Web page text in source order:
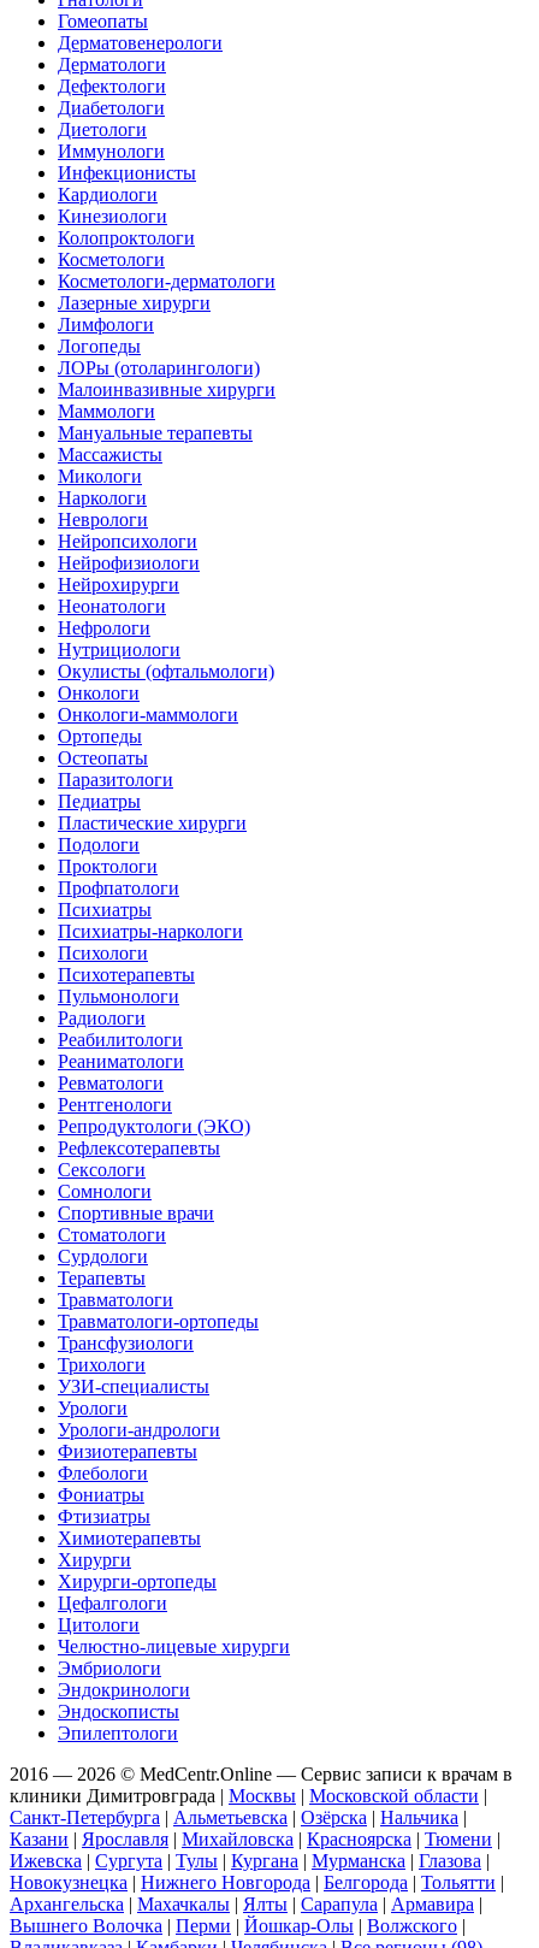
Гомеопаты
Дерматовенерологи
Дерматологи
Дефектологи
Диабетологи
Диетологи
Иммунологи
Инфекционисты
Кардиологи
Кинезиологи
Колопроктологи
Косметологи
Косметологи-дерматологи
Лазерные хирурги
Лимфологи
Логопеды
ЛОРы (отоларингологи)
Малоинвазивные хирурги
Маммологи
Мануальные терапевты
Массажисты
Микологи
Наркологи
Неврологи
Нейропсихологи
Нейрофизиологи
Нейрохирурги
Неонатологи
Нефрологи
Нутрициологи
Окулисты (офтальмологи)
Онкологи
Онкологи-маммологи
Ортопеды
Остеопаты
Паразитологи
Педиатры
Пластические хирурги
Подологи
Проктологи
Профпатологи
Психиатры
Психиатры-наркологи
Психологи
Психотерапевты
Пульмонологи
Радиологи
Реабилитологи
Реаниматологи
Ревматологи
Рентгенологи
Репродуктологи (ЭКО)
Рефлексотерапевты
Сексологи
Сомнологи
Спортивные врачи
Стоматологи
Сурдологи
Терапевты
Травматологи
Травматологи-ортопеды
Трансфузиологи
Трихологи
УЗИ-специалисты
Урологи
Урологи-андрологи
Физиотерапевты
Флебологи
Фониатры
Фтизиатры
Химиотерапевты
Хирурги
Хирурги-ортопеды
Цефалгологи
Цитологи
Челюстно-лицевые хирурги
Эмбриологи
Эндокринологи
Эндоскописты
Эпилептологи
2016 — 2026 © MedCentr.Online — Сервис записи к врачам в
клиники Димитровграда | Москвы | Московской области |
Санкт-Петербурга | Альметьевска | Озёрска | Нальчика |
Казани | Ярославля | Михайловска | Красноярска | Тюмени |
Ижевска | Сургута | Тулы | Кургана | Мурманска | Глазова |
Новокузнецка | Нижнего Новгорода | Белгорода | Тольятти |
Архангельска | Махачкалы | Ялты | Сарапула | Армавира |
Вышнего Волочка | Перми | Йошкар-Олы | Волжского |